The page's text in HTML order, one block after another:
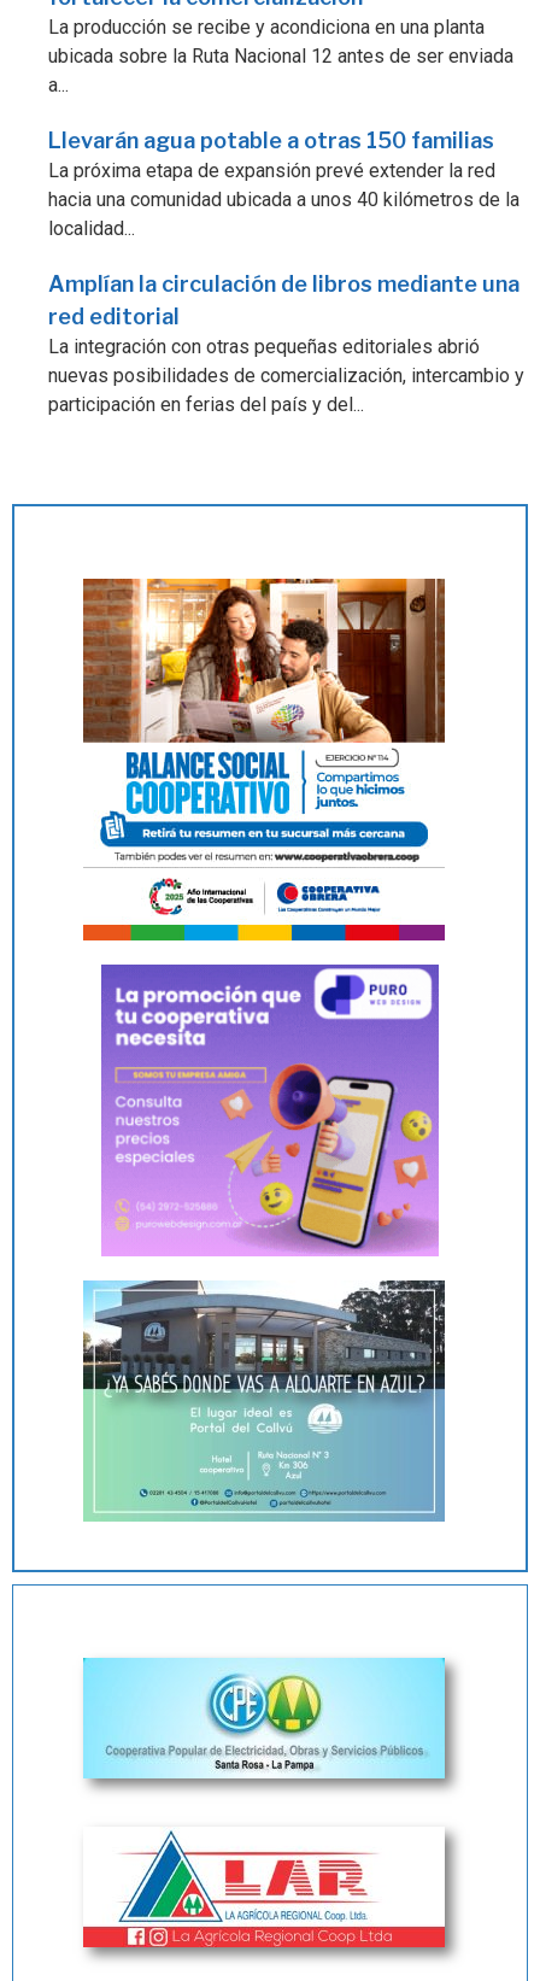
La producción se recibe y acondiciona en una planta
ubicada sobre la Ruta Nacional 12 antes de ser enviada
a...
Llevarán agua potable a otras 150 familias
La próxima etapa de expansión prevé extender la red
hacia una comunidad ubicada a unos 40 kilómetros de la
localidad...
Amplían la circulación de libros mediante una
red editorial
La integración con otras pequeñas editoriales abrió
nuevas posibilidades de comercialización, intercambio y
participación en ferias del país y del...